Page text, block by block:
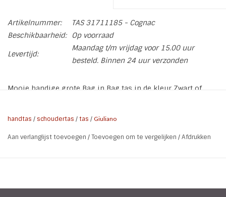
Artikelnummer:
TAS 31711185 - Cognac
Beschikbaarheid:
Op voorraad
Levertijd:
Maandag t/m vrijdag voor 15.00 uur
besteld. Binnen 24 uur verzonden
Mooie handige grote Bag in Bag tas in de kleur Zwart of
* Materiaal: PU
* Breedte: 24 uitlopend naar 44 cm
handtas /schoudertas /tas / Giuliano
Aan verlanglijst toevoegen /Toevoegen om te vergelijken /Afdrukken